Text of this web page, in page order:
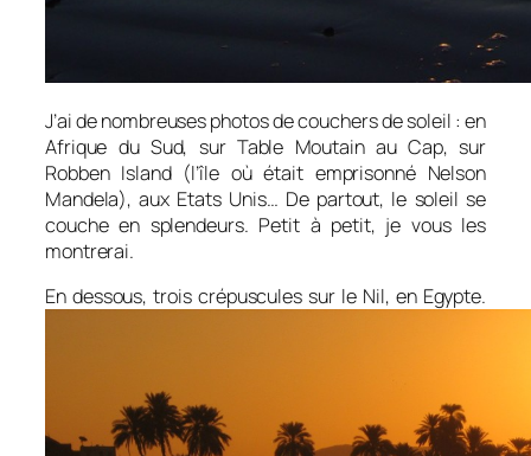
J’ai de nombreuses photos de couchers de soleil : en
Afrique du Sud, sur Table Moutain au Cap, sur
Robben Island (l’île où était emprisonné Nelson
Mandela), aux Etats Unis… De partout, le soleil se
couche en splendeurs. Petit à petit, je vous les
montrerai.
En dessous, trois crépuscules sur le Nil, en Egypte.